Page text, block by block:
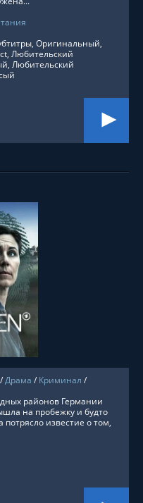
Оригинальный,
Любительский
Любительский
/Драма / Криминал /
районов Германии
на пробежку и будто
известие о том,